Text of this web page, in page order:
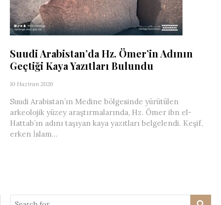
Suudi Arabistan’da Hz. Ömer’in Adının
Geçtiği Kaya Yazıtları Bulundu
10 Haziran 2026
Suudi Arabistan’ın Medine bölgesinde yürütülen
arkeolojik yüzey araştırmalarında, Hz. Ömer ibn el-
Hattab’ın adını taşıyan kaya yazıtları belgelendi. Keşif,
erken İslam...